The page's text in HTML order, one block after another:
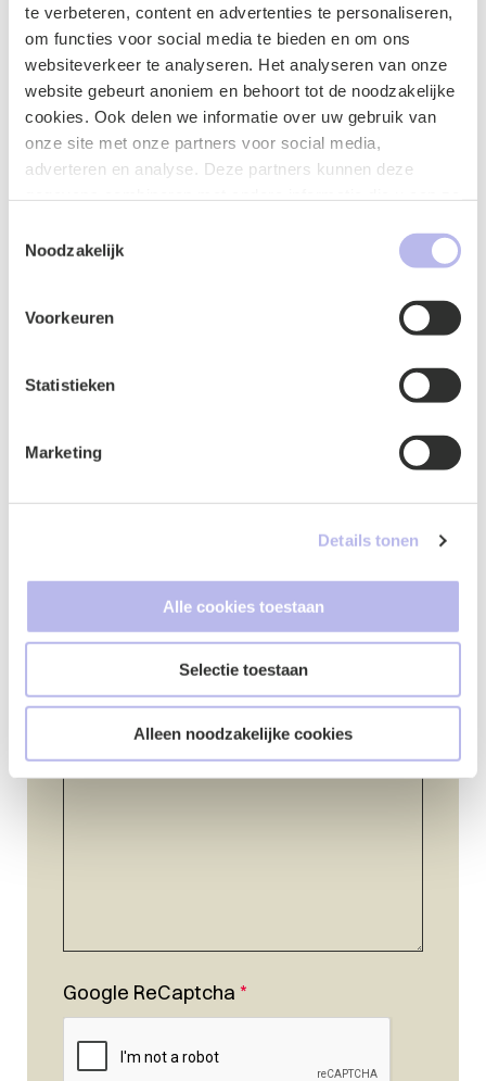
te verbeteren, content en advertenties te personaliseren,
om functies voor social media te bieden en om ons
websiteverkeer te analyseren. Het analyseren van onze
website gebeurt anoniem en behoort tot de noodzakelijke
cookies. Ook delen we informatie over uw gebruik van
onze site met onze partners voor social media,
adverteren en analyse. Deze partners kunnen deze
uw gebruik van hun services.
Noodzakelijk
Voorkeuren
Statistieken
Marketing
Details tonen
Alle cookies toestaan
Selectie toestaan
Alleen noodzakelijke cookies
Naam
E-mailadres
Telefoonnummer*
Vraag of opmerking*
Google ReCaptcha *